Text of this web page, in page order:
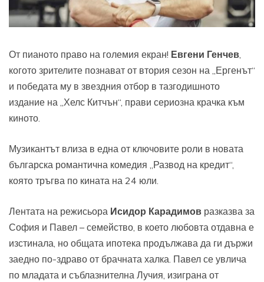
От пианото право на големия екран! Евгени Генчев,
когото зрителите познават от втория сезон на „Ергенът“
и победата му в звездния отбор в тазгодишното
издание на „Хелс Китчън“, прави сериозна крачка към
киното.
Музикантът влиза в една от ключовите роли в новата
българска романтична комедия „Развод на кредит“,
която тръгва по кината на 24 юли.
Лентата на режисьора Исидор Карадимов разказва за
София и Павел – семейство, в което любовта отдавна е
изстинала, но общата ипотека продължава да ги държи
заедно по-здраво от брачната халка. Павел се увлича
по младата и съблазнителна Лучия, изиграна от